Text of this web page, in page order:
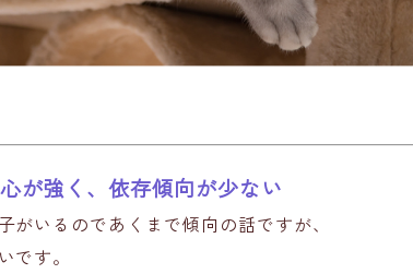
が強く、依存傾向が少ない
がいるのであくまで傾向の話ですが、
です。